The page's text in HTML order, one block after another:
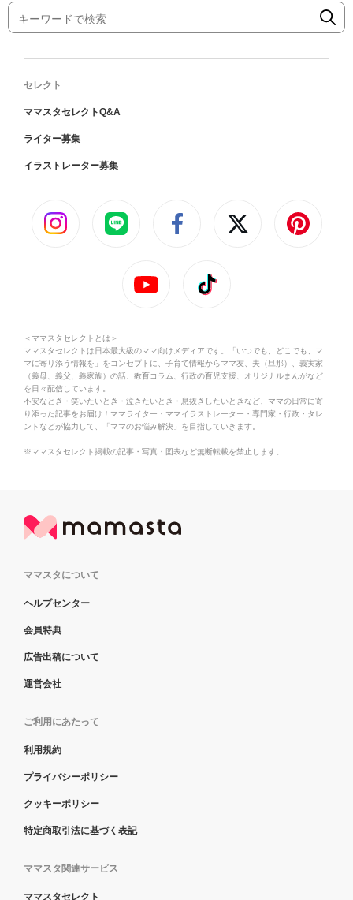
セレクト
ママスタセレクトQ&A
ライター募集
イラストレーター募集
＜ママスタセレクトとは＞
ママスタセレクトは日本最大級のママ向けメディアです。「いつでも、どこでも、マ
マに寄り添う情報を」をコンセプトに、子育て情報からママ友、夫（旦那）、義実家
（義母、義父、義家族）の話、教育コラム、行政の育児支援、オリジナルまんがなど
を日々配信しています。
不安なとき・笑いたいとき・泣きたいとき・息抜きしたいときなど、ママの日常に寄
り添った記事をお届け！ママライター・ママイラストレーター・専門家・行政・タレ
ントなどが協力して、「ママのお悩み解決」を目指していきます。
※ママスタセレクト掲載の記事・写真・図表など無断転載を禁止します。
ママスタについて
ヘルプセンター
会員特典
広告出稿について
運営会社
ご利用にあたって
利用規約
プライバシーポリシー
クッキーポリシー
特定商取引法に基づく表記
ママスタ関連サービス
ママスタセレクト